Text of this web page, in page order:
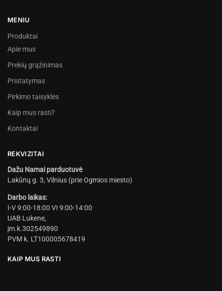
MENIU
Produktai
Apie mus
Prekių grąžinimas
Pristatymas
Pirkimo taisykles
Kaip mus rasti?
Kontaktai
REKVIZITAI
Dažu Namai parduotuvė
Lakūnų g. 3, Vilnius (prie Ogmios miesto)
Darbo laikas:
I-V 9:00-18:00 VI 9:00-14:00
UAB Lukene,
įm.k.302549890
PVM k. LT100005678419
KAIP MUS RASTI